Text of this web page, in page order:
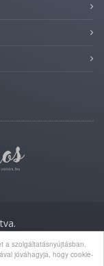
a szolgáltatásnyújtásban.
jóváhagyja, hogy cookie-